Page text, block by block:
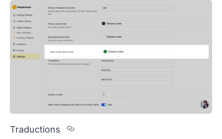
Traductions
Section titled Traductions